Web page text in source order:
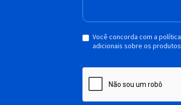
Você concorda com a
adicionais sobre os produtos